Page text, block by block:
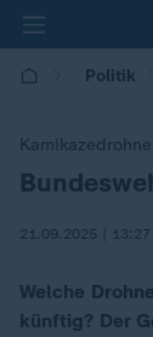
Politik
:
21.09.2025 | 13:27
Welche
künftig? Der